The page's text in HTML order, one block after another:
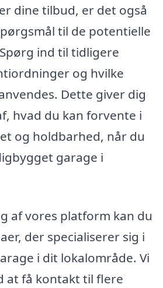
dine tilbud, er det også
til de potentielle
ind til tidligere
og hvilke
Dette giver dig
hvad du kan forvente i
og holdbarhed, når du
garage i
af vores platform kan du
der specialiserer sig i
i dit lokalområde. Vi
at få kontakt til flere